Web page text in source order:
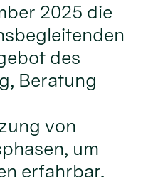
2025 die
des
Beratung
von
um
erfahrbar,